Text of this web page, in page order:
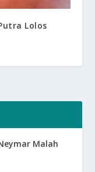
Lolos
Malah